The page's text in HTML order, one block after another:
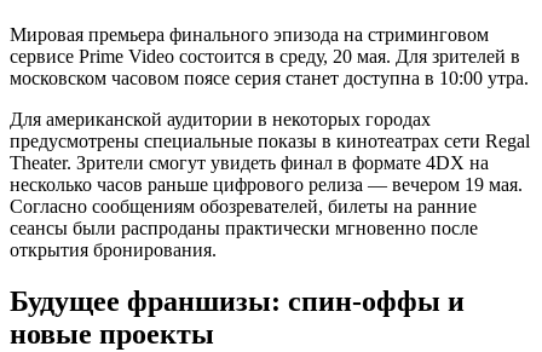
Мировая премьера финального эпизода на стриминговом
сервисе Prime Video состоится в среду, 20 мая. Для зрителей в
московском часовом поясе серия станет доступна в 10:00 утра.
Для американской аудитории в некоторых городах
предусмотрены специальные показы в кинотеатрах сети Regal
Theater. Зрители смогут увидеть финал в формате 4DX на
несколько часов раньше цифрового релиза — вечером 19 мая.
Согласно сообщениям обозревателей, билеты на ранние
сеансы были распроданы практически мгновенно после
открытия бронирования.
Будущее франшизы: спин-оффы и
новые проекты